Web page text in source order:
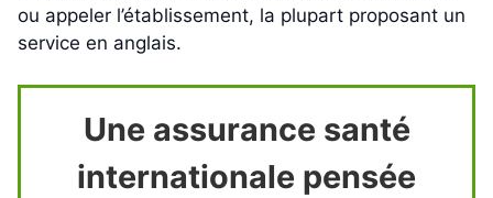
ou appeler l’établissement, la plupart proposant un
service en anglais.
Une assurance santé
internationale pensée